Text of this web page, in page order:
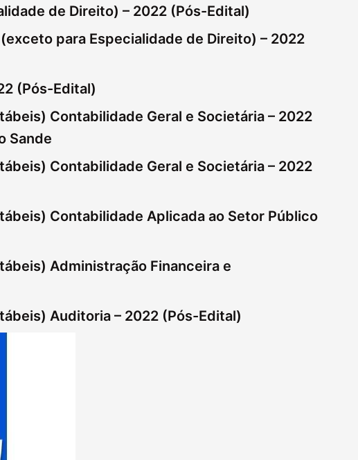
de Direito) – 2022 (Pós-Edital)
para Especialidade de Direito) – 2022
(Pós-Edital)
Contabilidade Geral e Societária – 2022
Sande
Contabilidade Geral e Societária – 2022
Contabilidade Aplicada ao Setor Público
Administração Financeira e
Auditoria – 2022 (Pós-Edital)